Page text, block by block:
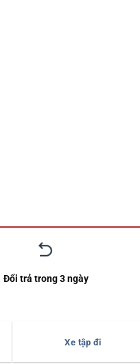
Đổi trả trong 3 ngày
Xe tập đi